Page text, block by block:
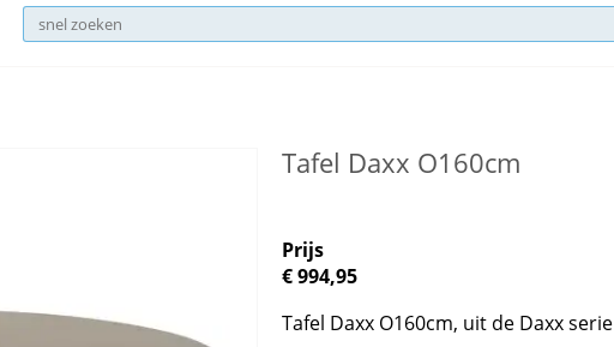
Tafel Daxx O160cm
Prijs
€ 994,95
Tafel Daxx O160cm, uit de Daxx serie